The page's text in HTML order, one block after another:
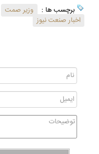
برچسب ها : وزیر صمت
اخبار صنعت نیوز